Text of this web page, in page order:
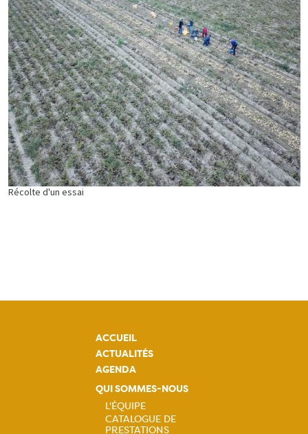
Récolte d'un essai
ACCUEIL
ACTUALITÉS
AGENDA
QUI SOMMES-NOUS
L'ÉQUIPE
CATALOGUE DE
PRESTATIONS